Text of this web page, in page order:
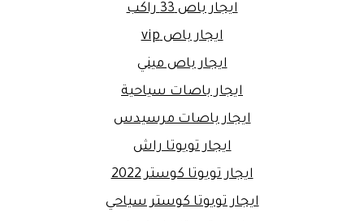
ايجار باص 33 راكب
ايجار باص vip
ايجار باص ميني
ايجار باصات سياحية
ايجار باصات مرسيدس
ايجار تويوتا راش
ايجار تويوتا كوستر 2022
ايجار تويوتا كوستر سياحي